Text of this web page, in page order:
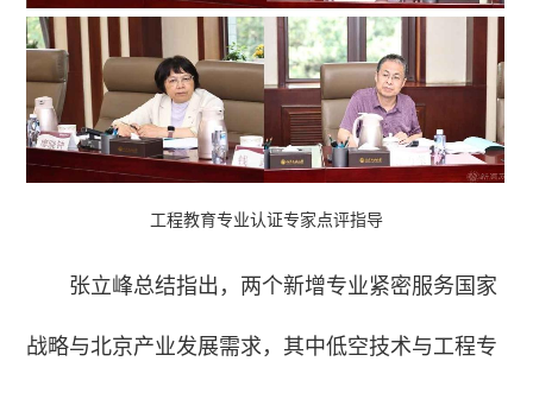
工程教育专业认证专家点评指导
张立峰总结指出，两个新增专业紧密服务国家
战略与北京产业发展需求，其中低空技术与工程专